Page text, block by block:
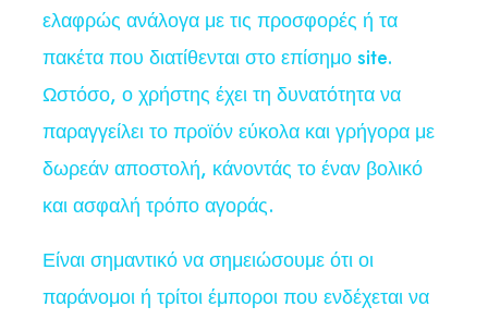
ελαφρώς ανάλογα με τις προσφορές ή τα
πακέτα που διατίθενται στο επίσημο site.
Ωστόσο, ο χρήστης έχει τη δυνατότητα να
παραγγείλει το προϊόν εύκολα και γρήγορα με
δωρεάν αποστολή, κάνοντάς το έναν βολικό
και ασφαλή τρόπο αγοράς.
Είναι σημαντικό να σημειώσουμε ότι οι
παράνομοι ή τρίτοι έμποροι που ενδέχεται να